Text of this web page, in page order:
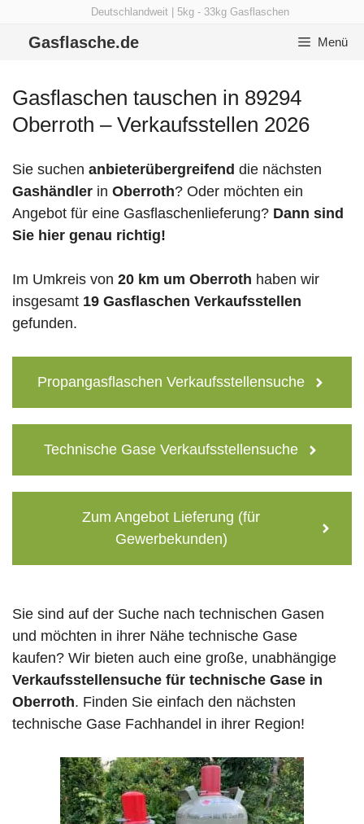
Deutschlandweit | 5kg - 33kg Gasflaschen
Gasflasche.de Menü
Gasflaschen tauschen in 89294
Oberroth – Verkaufsstellen 2026
Sie suchen anbieterübergreifend die nächsten
Gashändler in Oberroth? Oder möchten ein
Angebot für eine Gasflaschenlieferung? Dann sind
Sie hier genau richtig!
Im Umkreis von 20 km um Oberroth haben wir
insgesamt 19 Gasflaschen Verkaufsstellen
gefunden.
Propangasflaschen Verkaufsstellensuche
Technische Gase Verkaufsstellensuche
Zum Angebot Lieferung (für
Gewerbekunden)
Sie sind auf der Suche nach technischen Gasen
und möchten in ihrer Nähe technische Gase
kaufen? Wir bieten auch eine große, unabhängige
Verkaufsstellensuche für technische Gase in
Oberroth. Finden Sie einfach den nächsten
technische Gase Fachhandel in ihrer Region!